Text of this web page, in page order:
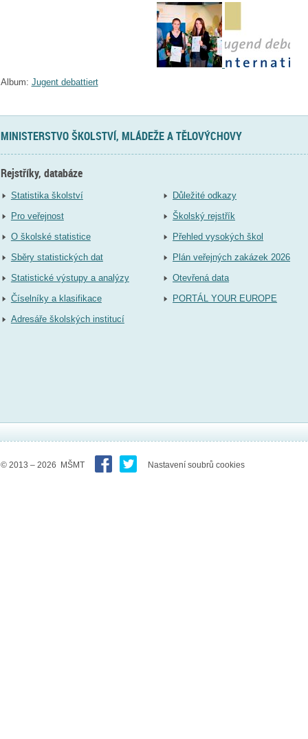
Album: Jugent debattiert
MINISTERSTVO ŠKOLSTVÍ, MLÁDEŽE A TĚLOVÝCHOVY
Rejstříky, databáze
Statistika školství
Pro veřejnost
O školské statistice
Sběry statistických dat
Statistické výstupy a analýzy
Číselníky a klasifikace
Adresáře školských institucí
Důležité odkazy
Školský rejstřík
Přehled vysokých škol
Plán veřejných zakázek 2026
Otevřená data
PORTÁL YOUR EUROPE
© 2013 – 2026 MŠMT Nastavení soubrů cookies